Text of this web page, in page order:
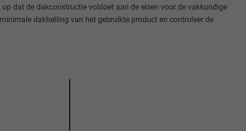
dat de dakconstructie voldoet aan de eisen voor de vakkundige
dakhelling van het gebruikte product en controleer de